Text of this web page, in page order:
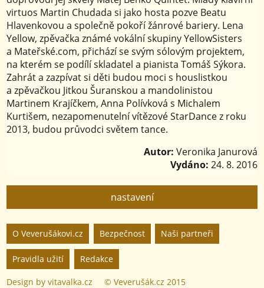
virtuos Martin Chudada si jako hosta pozve Beatu
Hlavenkovou a společně pokoří žánrové bariery. Lena
Yellow, zpěvačka známé vokální skupiny YellowSisters
a Mateřské.com, přichází se svým sólovým projektem,
na kterém se podílí skladatel a pianista Tomáš Sýkora.
Zahrát a zazpívat si děti budou moci s houslistkou
a zpěvačkou Jitkou Šuranskou a mandolinistou
Martinem Krajíčkem, Anna Polívková s Michalem
Kurtišem, nezapomenutelní vítězové StarDance z roku
2013, budou průvodci světem tance.
Autor: Veronika Janurová
Vydáno: 24. 8. 2016
nastavení
Nastavení webu
Animované
O Veverušákovi.cz Bezpečnost Naši partneři
Pravidla užití Redakce
Design byvitavalka.cz © Veverušák.cz 2015